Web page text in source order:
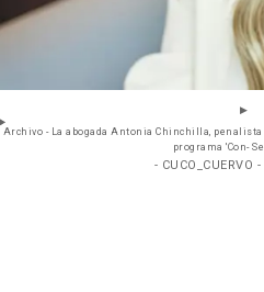
Archivo - La abogada Antonia Chinchilla,
programa 'Con-
- CUCO_CUERVO